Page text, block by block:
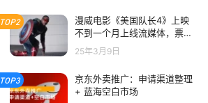
TOP2
漫威电影《美国队长4》上映
不到一个月上线流媒体，票房
口碑双扑街
25年3月9日
TOP3
京东外卖推广：申请渠道整理
+ 蓝海空白市场